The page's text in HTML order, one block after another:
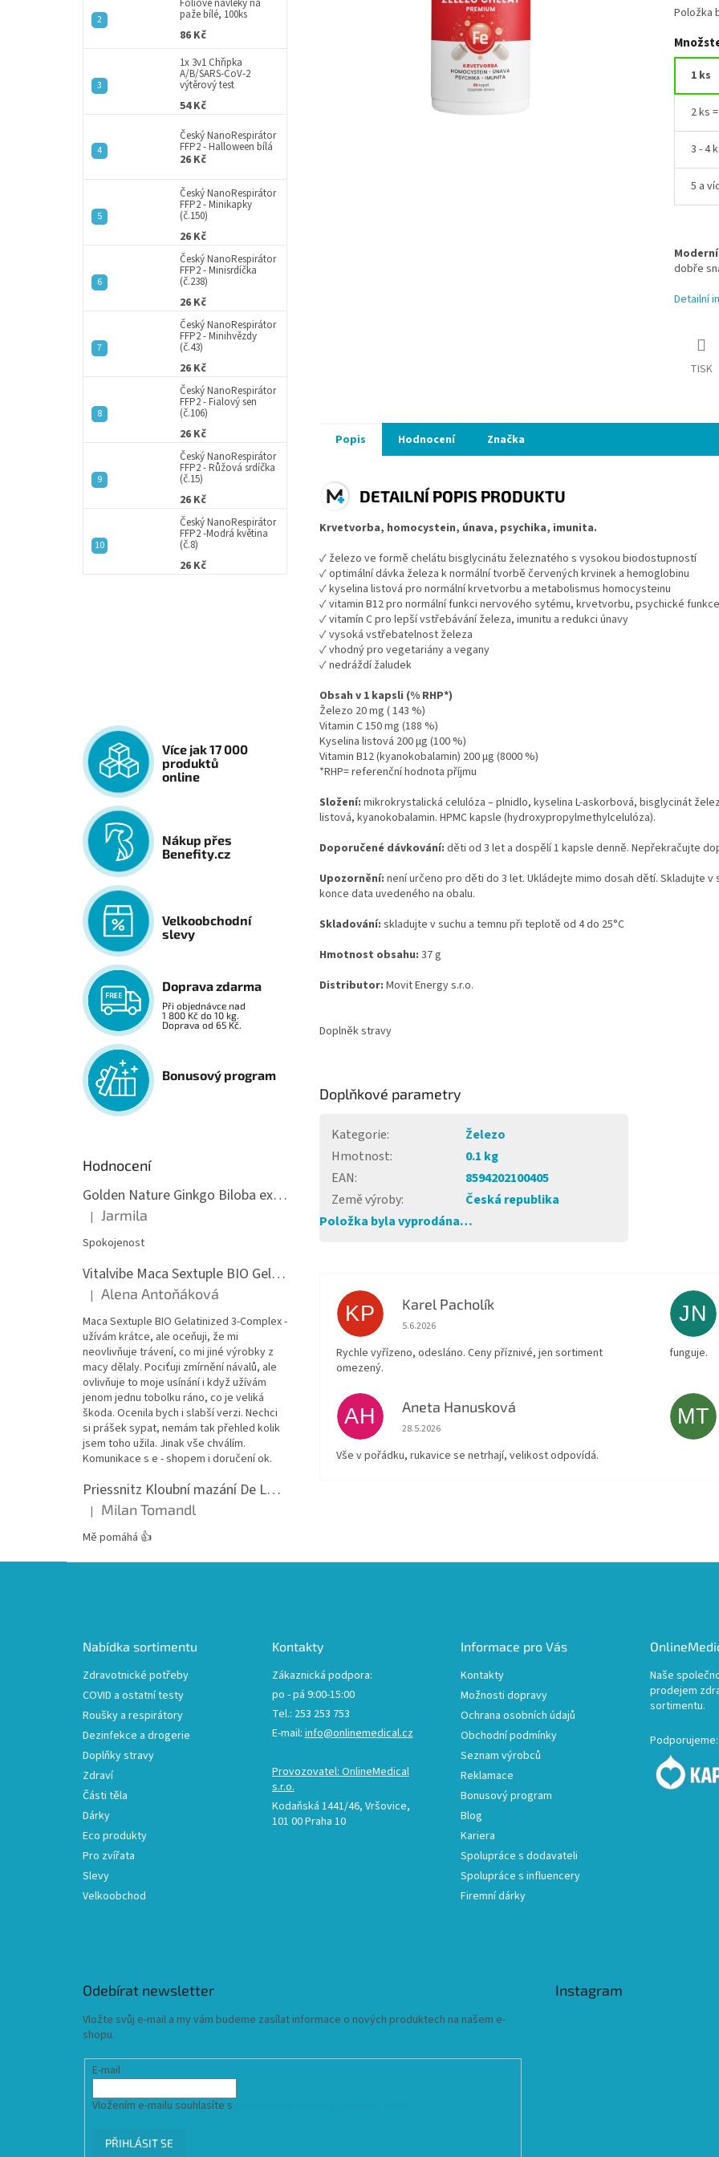
paže bílé, 100ks
86 Kč
1x 3v1 Chřipka
A/B/SARS-CoV-2
výtěrový test
54 Kč
Český NanoRespirátor
FFP2 - Halloween bílá
26 Kč
Český NanoRespirátor
FFP2 - Minikapky
(č.150)
26 Kč
Český NanoRespirátor
FFP2 - Minisrdíčka
(č.238)
26 Kč
Český NanoRespirátor
FFP2 - Minihvězdy
(č.43)
26 Kč
Český NanoRespirátor
FFP2 - Fialový sen
(č.106)
26 Kč
Český NanoRespirátor
FFP2 - Růžová srdíčka
(č.15)
26 Kč
Český NanoRespirátor
FFP2 -Modrá květina
(č.8)
26 Kč
Více jak 17 000
produktů
online
Nákup přes
Benefity.cz
Velkoobchodní
slevy
Doprava zdarma
Při objednávce nad
1 800 Kč do 10 kg.
Doprava od 65 Kč.
Bonusový program
Hodnocení
Golden Nature Ginkgo Biloba extrakt 50:1 60mg, 100 kapslí
Hodnocení produktu je 5 z 5 hvězdiček.
| Jarmila
Spokojenost
Vitalvibe Maca Sextuple BIO Gelatinized 3-Complex, 60 kapslí
Hodnocení produktu je 5 z 5 hvězdiček.
| Alena Antoňáková
Maca Sextuple BIO Gelatinized 3-Complex -
užívám krátce, ale oceňuji, že mi
neovlivňuje trávení, co mi jiné výrobky z
macy dělaly. Pociťuji zmírnění návalů, ale
ovlivňuje to moje usínání i když užívám
jenom jednu tobolku ráno, co je veliká
škoda. Ocenila bych i slabší verzi. Nechci
si prášek sypat, nemám tak přehled kolik
jsem toho užila. Jinak vše chválím.
Komunikace s e - shopem i doručení ok.
Priessnitz Kloubní mazání De Luxe, 200ml
Hodnocení produktu je 5 z 5 hvězdiček.
| Milan Tomandl
Mě pomáhá 👍
Položka
1 ks
2 ks
3 - 4
5 a
dobře
Detailní
TISK
Popis Hodnocení Značka
DETAILNÍ POPIS PRODUKTU
Krvetvorba, homocystein, únava, psychika, imunita.
✓ železo ve formě chelátu bisglycinátu železnatého s vysokou biodostupností
✓ optimální dávka železa k normální tvorbě červených krvinek a hemoglobinu
✓kyselina listová pro normální krvetvorbu a metabolismus homocysteinu
✓vitamin B12 pro normální funkci nervového sytému, krvetvorbu, psychické
✓vitamín C pro lepší vstřebávání železa, imunitu a redukci únavy
✓vysoká vstřebatelnost železa
✓vhodný pro vegetariány a vegany
✓nedráždí žaludek
Obsah v 1 kapsli (% RHP*)
Železo 20 mg ( 143 %)
Vitamin C 150 mg (188 %)
Kyselina listová 200 µg (100 %)
Vitamin B12 (kyanokobalamin) 200 µg (8000 %)
*RHP= referenční hodnota příjmu
Složení: mikrokrystalická celulóza – plnidlo, kyselina L-askorbová, bisglycinát
listová, kyanokobalamin. HPMC kapsle (hydroxypropylmethylcelulóza).
Doporučené dávkování: děti od 3 let a dospělí 1 kapsle denně. Nepřekračujte
Upozornění: není určeno pro děti do 3 let. Ukládejte mimo dosah dětí. Skladujte
konce data uvedeného na obalu.
Skladování: skladujte v suchu a temnu při teplotě od 4 do 25°C
Hmotnost obsahu: 37 g
Distributor: Movit Energy s.r.o.
Doplněk stravy
Doplňkové parametry
Kategorie:
Železo
Hmotnost:
0.1 kg
EAN:
8594202100405
Země výroby:
Česká republika
Položka byla vyprodána…
KP Karel Pacholík
Hodnocení obchodu je 4 z 5 hvězdiček.
5.6.2026
Rychle vyřízeno, odesláno. Ceny příznivé, jen sortiment
omezený.
JN
funguje.
AH Aneta Hanusková
Hodnocení obchodu je 5 z 5 hvězdiček.
28.5.2026
Vše v pořádku, rukavice se netrhají, velikost odpovídá.
MT
Nabídka sortimentu
Zdravotnické potřeby
COVID a ostatní testy
Roušky a respirátory
Dezinfekce a drogerie
Doplňky stravy
Zdraví
Části těla
Dárky
Eco produkty
Pro zvířata
Slevy
Velkoobchod
Kontakty
Zákaznická podpora:
po - pá 9:00-15:00
Tel.: 253 253 753
E-mail: info@onlinemedical.cz
Provozovatel: OnlineMedical
s.r.o.
Kodaňská 1441/46, Vršovice,
101 00 Praha 10
Informace pro Vás
Kontakty
Možnosti dopravy
Ochrana osobních údajů
Obchodní podmínky
Seznam výrobců
Reklamace
Bonusový program
Blog
Kariera
Spolupráce s dodavateli
Spolupráce s influencery
Firemní dárky
Naše
prodejem
sortimentu.
Podporujeme:
Odebírat newsletter
Vložte svůj e-mail a my vám budeme zasílat informace o nových produktech na našem e-
shopu.
E-mail
Vložením e-mailu souhlasíte s
PŘIHLÁSIT SE
Instagram